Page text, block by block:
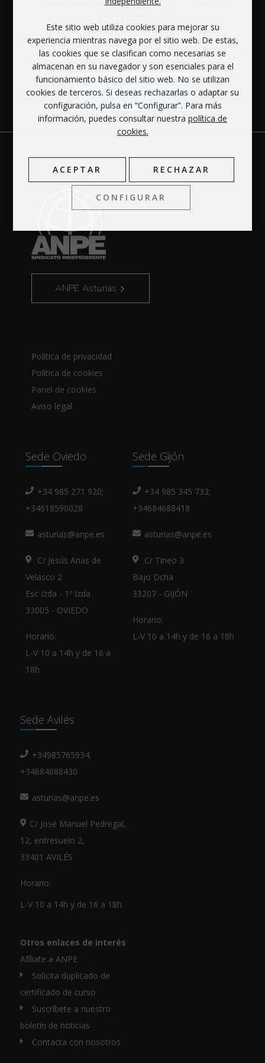
Formación
Oferta educactiva online
Campus Virtual
ANPE Asturias
Política de privacidad
Política de cookies
Panel de cookies
Aviso legal
Sede Oviedo
+34 985 271 920;
+34618590028
asturias@anpe.es
C/ Jesús Arias de
Velasco 2
Esc Izda - 1º Izda
33005 - OVIEDO
Horario:
L-V 10 a 14h y de 16 a
18h
Sede Gijón
+34 985 345 733;
+34684688418
asturias@anpe.es
C/ Tineo 3
Bajo Dcha
33207 - GIJÓN
Horario:
L-V 10 a 14h y de 16 a 18h
Sede Avilés
+34985765934;
+34684688430
asturias@anpe.es
C/ José Manuel Pedregal,
12, entresuelo 2,
33401 AVILÉS
Horario:
L-V 10 a 14h y de 16 a 18h
Otros enlaces de interés
Afíliate a ANPE
Solicita duplicado de
certificado de curso
Suscríbete a nuestro
boletín de noticias
Contacta con nosotros
Este sitio web utiliza cookies para mejorar su
experiencia mientras navega por el sitio web. De estas,
las cookies que se clasifican como necesarias se
almacenan en su navegador y son esenciales para el
funcionamiento básico del sitio web. No se utilizan
cookies de terceros. Si deseas rechazarlas o adaptar su
configuración, pulsa en “Configurar”. Para más
información, puedes consultar nuestra política de
cookies.
ACEPTAR RECHAZAR
CONFIGURAR